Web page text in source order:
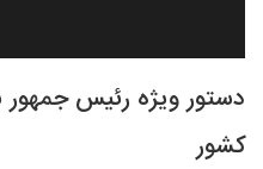
دستور ویژه رئیس
کشور